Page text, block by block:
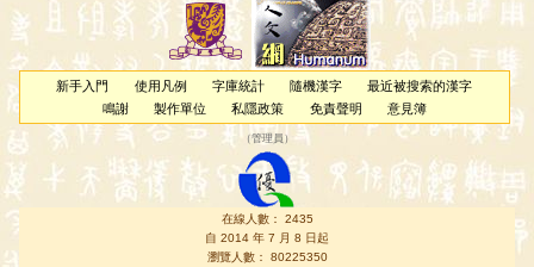
新手入門 使用凡例 字庫統計 隨機漢字
最近被搜索的漢字
鳴謝
製作單位 私隱政策 免責聲明 意見簿
（管理員 ）
在線人數： 2435
自 2014 年 7 月 8 日起
瀏覽人數： 80225350